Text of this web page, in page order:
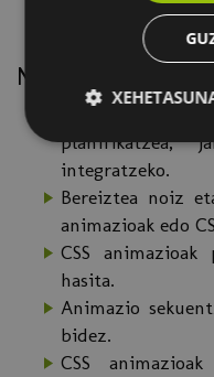
Nabarmentzeko
Proiektuaren
planifikatzea,
integratzeko.
Bereiztea noiz
animazioak edo
CSS
hasita.
Animazio
bidez.
CSS